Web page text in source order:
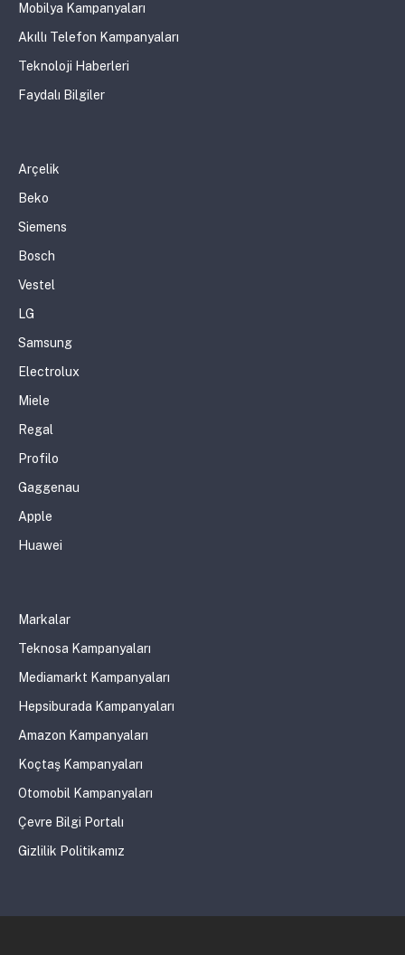
Mobilya Kampanyaları
Akıllı Telefon Kampanyaları
Teknoloji Haberleri
Faydalı Bilgiler
Arçelik
Beko
Siemens
Bosch
Vestel
LG
Samsung
Electrolux
Miele
Regal
Profilo
Gaggenau
Apple
Huawei
Markalar
Teknosa Kampanyaları
Mediamarkt Kampanyaları
Hepsiburada Kampanyaları
Amazon Kampanyaları
Koçtaş Kampanyaları
Otomobil Kampanyaları
Çevre Bilgi Portalı
Gizlilik Politikamız